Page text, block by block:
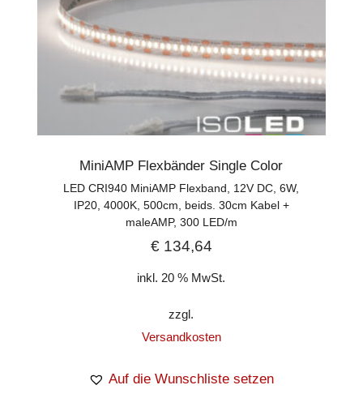
MiniAMP Flexbänder Single Color
LED CRI940 MiniAMP Flexband, 12V DC, 6W,
IP20, 4000K, 500cm, beids. 30cm Kabel +
maleAMP, 300 LED/m
€134,64
inkl. 20 % MwSt.
zzgl.
Versandkosten
Auf die Wunschliste setzen